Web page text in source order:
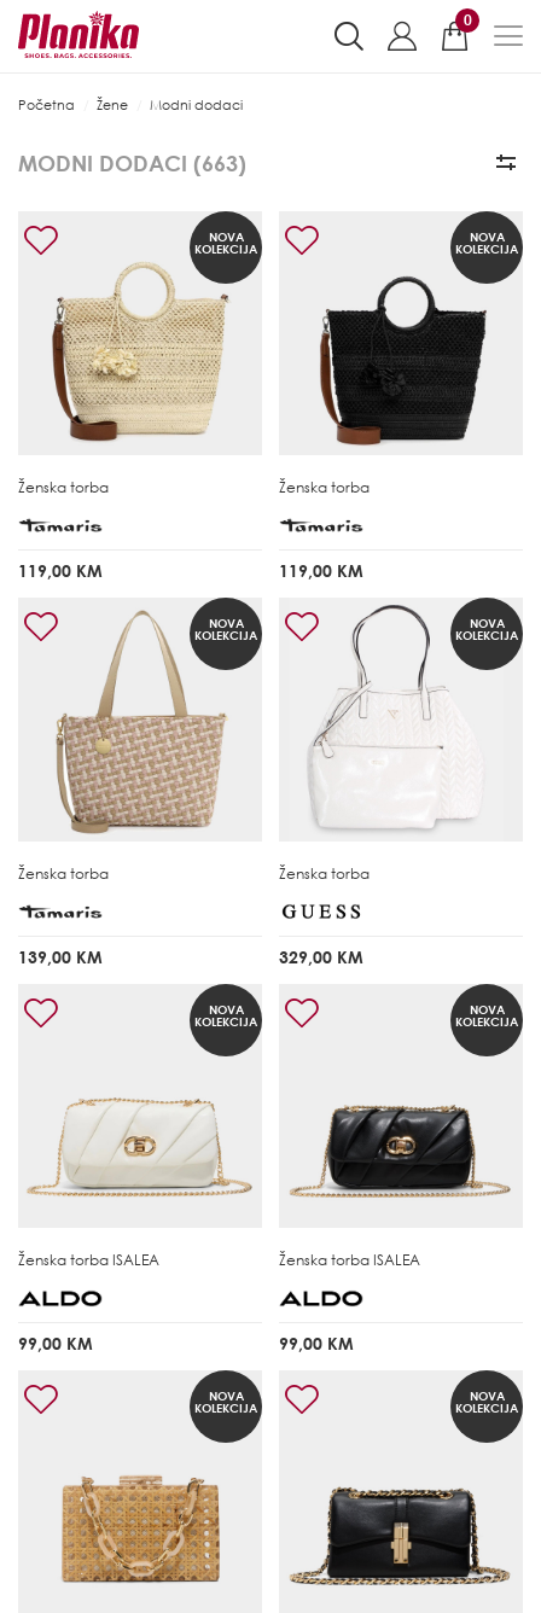
0
Početna Žene Modni dodaci
MODNI DODACI (663)
NOVA
KOLEKCIJA
Ženska torba
119,00 KM
NOVA
KOLEKCIJA
Ženska torba
119,00 KM
NOVA
KOLEKCIJA
Ženska torba
139,00 KM
NOVA
KOLEKCIJA
Ženska torba
329,00 KM
NOVA
KOLEKCIJA
Ženska torba ISALEA
99,00 KM
NOVA
KOLEKCIJA
Ženska torba ISALEA
99,00 KM
NOVA
KOLEKCIJA
NOVA
KOLEKCIJA